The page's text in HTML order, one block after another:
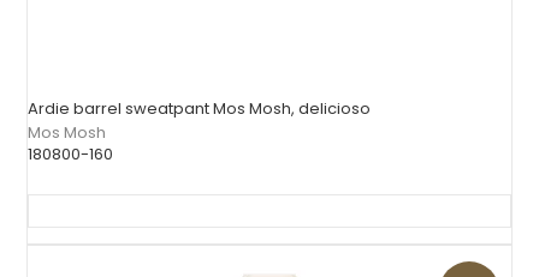
Ardie barrel sweatpant Mos Mosh, delicioso
Mos Mosh
180800-160